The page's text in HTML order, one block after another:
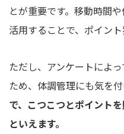
とが重要です。移動時間
活用することで、ポイン
ただし、アンケートによ
ため、体調管理にも気を付
で、こつこつとポイント
といえます。